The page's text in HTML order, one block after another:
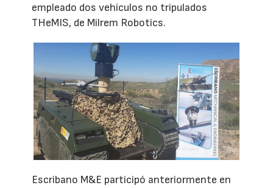
empleado dos vehículos no tripulados
THeMIS, de Milrem Robotics.
Escribano M&E participó anteriormente en